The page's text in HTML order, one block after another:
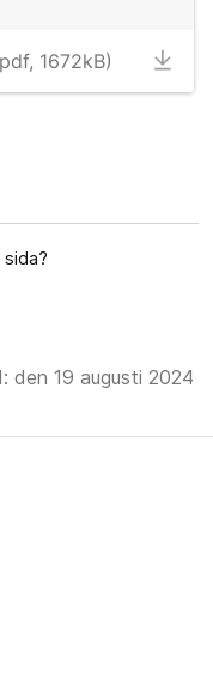
1672kB)
den 19 augusti 2024